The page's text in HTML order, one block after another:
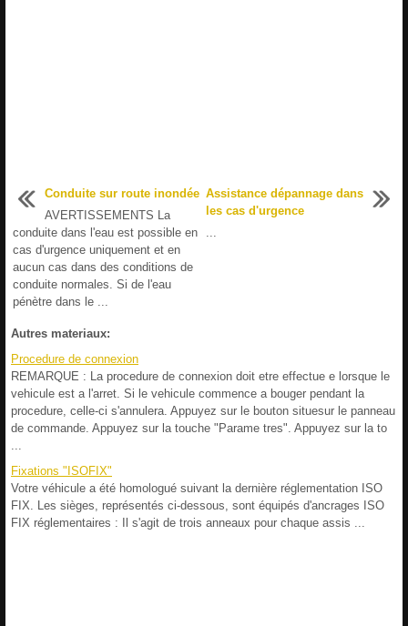
Conduite sur route inondée
AVERTISSEMENTS La
conduite dans l'eau est possible en
cas d'urgence uniquement et en
aucun cas dans des conditions de
conduite normales. Si de l'eau
pénètre dans le ...
Assistance dépannage dans
les cas d'urgence
Autres materiaux:
Procedure de connexion
REMARQUE : La procedure de connexion doit etre effectue e lorsque le
vehicule est a l'arret. Si le vehicule commence a bouger pendant la
procedure, celle-ci s'annulera. Appuyez sur le bouton situesur le panneau
de commande. Appuyez sur la touche "Parame tres". Appuyez sur la to
Fixations "ISOFIX"
Votre véhicule a été homologué suivant la dernière réglementation ISO
FIX. Les sièges, représentés ci-dessous, sont équipés d'ancrages ISO
FIX réglementaires : Il s'agit de trois anneaux pour chaque assis ...